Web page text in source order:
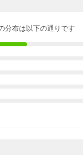
分布は以下の通りです